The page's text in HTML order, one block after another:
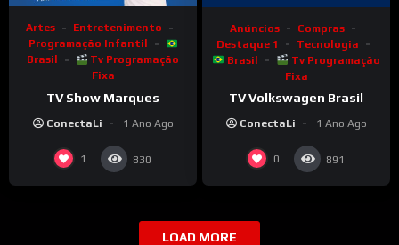
Artes
Entretenimento
Programação Infantil
Brasil
Tv Programação
Fixa
TV Show Marques
ConectaLi 1 Ano Ago
1 830
Anúncios
Compras
Destaque 1
Tecnologia
Brasil
Tv Programação
Fixa
TV Volkswagen Brasil
ConectaLi 1 Ano Ago
0 891
LOAD MORE